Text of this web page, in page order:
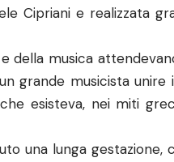
Cipriani e realizzata
della musica
grande musicista
esisteva, nei miti
una lunga